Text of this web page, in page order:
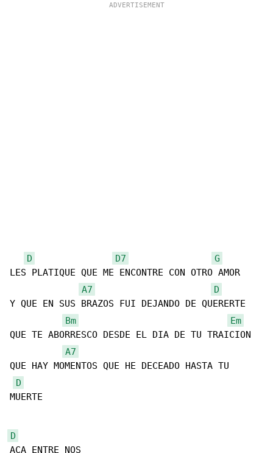
D D7
G
LES PLATIQUE QUE ME ENCONTRE CON OTRO AMOR
A7
D
Y QUE EN SUS BRAZOS FUI DEJANDO DE QUERERTE
Bm
Em
QUE TE ABORRESCO DESDE EL DIA DE TU TRAICION
A7
QUE HAY MOMENTOS QUE HE DECEADO HASTA TU
D
MUERTE
D
ACA ENTRE NOS